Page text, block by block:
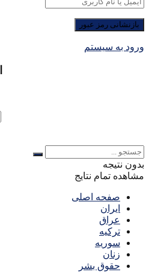
ورود به سیستم
بدون نتیجه
مشاهده تمام نتایج
صفحه اصلی
ایران
عراق
ترکیه
سوریه
زنان
حقوق بشر